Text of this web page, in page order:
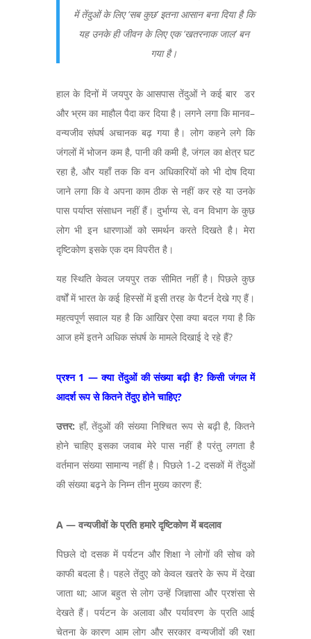
में तेंदुओं के लिए ‘सब कुछ’ इतना आसान बना दिया है कि
यह उनके ही जीवन के लिए एक ‘खतरनाक जाल’ बन
गया है।
हाल के दिनों में जयपुर के आसपास तेंदुओं ने कई बार डर
और भ्रम का माहौल पैदा कर दिया है। लगने लगा कि मानव–
वन्यजीव संघर्ष अचानक बढ़ गया है। लोग कहने लगे कि
जंगलों में भोजन कम है, पानी की कमी है, जंगल का क्षेत्र घट
रहा है, और यहाँ तक कि वन अधिकारियों को भी दोष दिया
जाने लगा कि वे अपना काम ठीक से नहीं कर रहे या उनके
पास पर्याप्त संसाधन नहीं हैं। दुर्भाग्य से, वन विभाग के कुछ
लोग भी इन धारणाओं को समर्थन करते दिखते है। मेरा
दृष्टिकोण इसके एक दम विपरीत है।
यह स्थिति केवल जयपुर तक सीमित नहीं है। पिछले कुछ
वर्षों में भारत के कई हिस्सों में इसी तरह के पैटर्न देखे गए हैं।
महत्वपूर्ण सवाल यह है कि आखिर ऐसा क्या बदल गया है कि
आज हमें इतने अधिक संघर्ष के मामले दिखाई दे रहे हैं?
प्रश्न 1 — क्या तेंदुओं की संख्या बढ़ी है? किसी जंगल में
आदर्श रूप से कितने तेंदुए होने चाहिए?
उत्तर: हाँ,तेंदुओं की संख्या निश्चित रूप से बढ़ी है, कितने
होने चाहिए इसका जवाब मेरे पास नहीं है परंतु लगता है
वर्तमान संख्या सामान्य नहीं है। पिछले 1-2 दसकों में तेंदुओं
की संख्या बढ़ने के निम्न तीन मुख्य कारण हैं:
A — वन्यजीवों के प्रति हमारे दृष्टिकोण में बदलाव
पिछले दो दसक में पर्यटन और शिक्षा ने लोगों की सोच को
काफी बदला है। पहले तेंदुए को केवल खतरे के रूप में देखा
जाता था;आज बहुत से लोग उन्हें जिज्ञासा और प्रशंसा से
देखते हैं। पर्यटन के अलावा और पर्यावरण के प्रति आई
चेतना के कारण आम लोग और सरकार वन्यजीवों की रक्षा